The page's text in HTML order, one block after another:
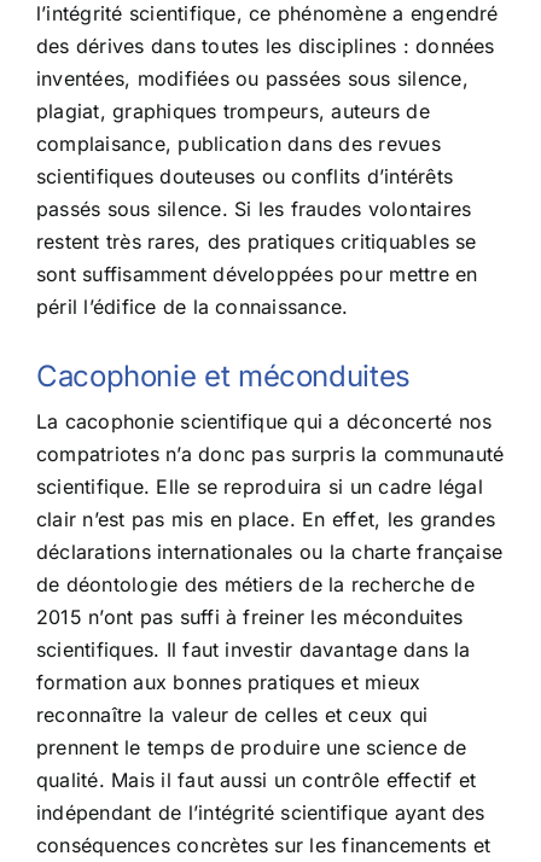
l’intégrité scientifique, ce phénomène a engendré
des dérives dans toutes les disciplines : données
inventées, modifiées ou passées sous silence,
plagiat, graphiques trompeurs, auteurs de
complaisance, publication dans des revues
scientifiques douteuses ou conflits d’intérêts
passés sous silence. Si les fraudes volontaires
restent très rares, des pratiques critiquables se
sont suffisamment développées pour mettre en
péril l’édifice de la connaissance.
Cacophonie et méconduites
La cacophonie scientifique qui a déconcerté nos
compatriotes n’a donc pas surpris la communauté
scientifique. Elle se reproduira si un cadre légal
clair n’est pas mis en place. En effet, les grandes
déclarations internationales ou la charte française
de déontologie des métiers de la recherche de
2015 n’ont pas suffi à freiner les méconduites
scientifiques. Il faut investir davantage dans la
formation aux bonnes pratiques et mieux
reconnaître la valeur de celles et ceux qui
prennent le temps de produire une science de
qualité. Mais il faut aussi un contrôle effectif et
indépendant de l’intégrité scientifique ayant des
conséquences concrètes sur les financements et